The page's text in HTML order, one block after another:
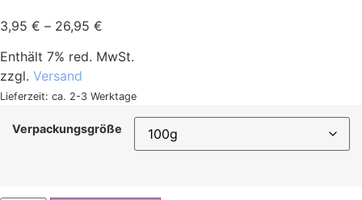
3,95 € – 26,95 €
Enthält 7% red. MwSt.
zzgl. Versand
Lieferzeit: ca. 2-3 Werktage
Verpackungsgröße